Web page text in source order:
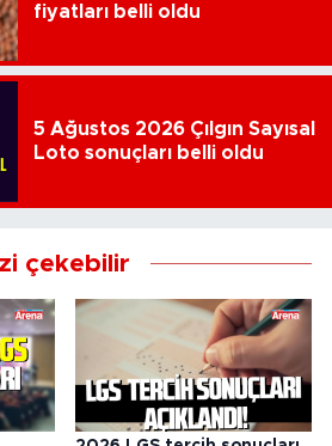
fiyatları belli oldu
5 Ağustos 2026 Çılgın Sayısal
Loto sonuçları belli oldu
çekebilir